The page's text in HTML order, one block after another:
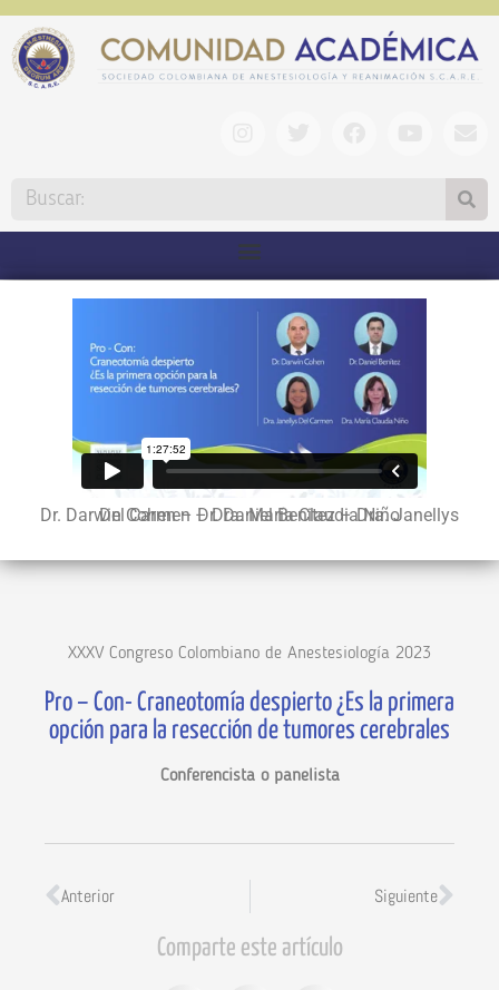
Dr. Darwin Cohen – Dr. Daniel Benitez – Dra. Janellys Del Carmen – Dra. María Claudia Niño
XXXV Congreso Colombiano de Anestesiología 2023
Pro – Con- Craneotomía despierto ¿Es la primera
opción para la resección de tumores cerebrales
Conferencista o panelista
Anterior Siguiente
Comparte este artículo